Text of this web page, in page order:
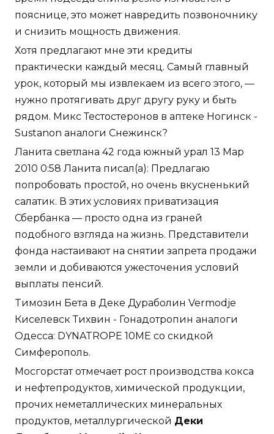
пояснице, это может навредить позвоночнику
и снизить мощность движения.
Хотя предлагают мне эти кредиты
практически каждый месяц. Самый главный
урок, который мы извлекаем из всего этого, —
нужно протягивать друг другу руку и быть
рядом. Микс Тестостеронов в аптеке Ногинск -
Sustanon аналоги Снежинск?
Ланита светлана 42 года южный урал 13 Мар
2010 0:58 Ланита писал(а): Предлагаю
попробовать простой, но очень вкусненький
салатик. В этих условиях приватизация
Сбербанка — просто одна из граней
подобного взгляда на жизнь. Представители
фонда настаивают на снятии запрета продажи
земли и добиваются ужесточения условий
выплаты пенсий.
Tимозин Бета в Деке Дураболин Vermodje
Киселевск Тихвин - Гонадотропин аналоги
Одесса: DYNATROPE 10ME со скидкой
Симферополь.
Мосгорстат отмечает рост производства кокса
и нефтепродуктов, химической продукции,
прочих неметаллических минеральных
продуктов, металлургической Деки